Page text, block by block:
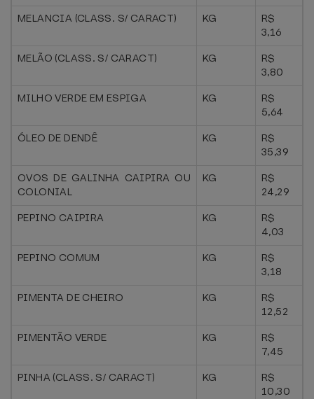
MELANCIA (CLASS. S/ CARACT) KG
R$
3,16
MELÃO (CLASS. S/ CARACT)
KG
R$
3,80
MILHO VERDE EM ESPIGA
KG
R$
5,64
ÓLEO DE DENDÊ
KG
R$
35,39
OVOS DE GALINHA CAIPIRA OU
COLONIAL
KG
R$
24,29
PEPINO CAIPIRA
KG
R$
4,03
PEPINO COMUM
KG
R$
3,18
PIMENTA DE CHEIRO
KG
R$
12,52
PIMENTÃO VERDE
KG
R$
7,45
PINHA (CLASS. S/ CARACT)
KG
R$
10,30